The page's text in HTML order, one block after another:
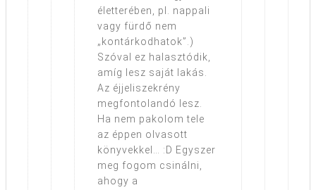
életterében, pl. nappali
vagy fürdő nem
„kontárkodhatok”.)
Szóval ez halasztódik,
amíg lesz saját lakás.
Az éjjeliszekrény
megfontolandó lesz.
Ha nem pakolom tele
az éppen olvasott
könyvekkel… :D Egyszer
meg fogom csinálni,
ahogy a